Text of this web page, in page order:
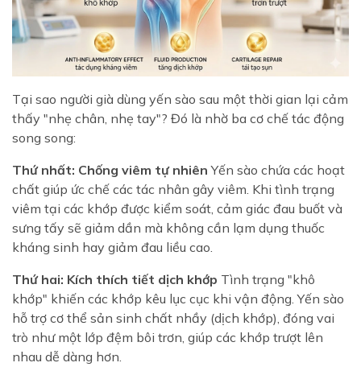
Tại sao người già dùng yến sào sau một thời gian lại cảm
thấy "nhẹ chân, nhẹ tay"? Đó là nhờ ba cơ chế tác động
song song:
Thứ nhất: Chống viêm tự nhiên Yến sào chứa các hoạt
chất giúp ức chế các tác nhân gây viêm. Khi tình trạng
viêm tại các khớp được kiểm soát, cảm giác đau buốt và
sưng tấy sẽ giảm dần mà không cần lạm dụng thuốc
kháng sinh hay giảm đau liều cao.
Thứ hai: Kích thích tiết dịch khớp Tình trạng "khô
khớp" khiến các khớp kêu lục cục khi vận động. Yến sào
hỗ trợ cơ thể sản sinh chất nhầy (dịch khớp), đóng vai
trò như một lớp đệm bôi trơn, giúp các khớp trượt lên
nhau dễ dàng hơn.